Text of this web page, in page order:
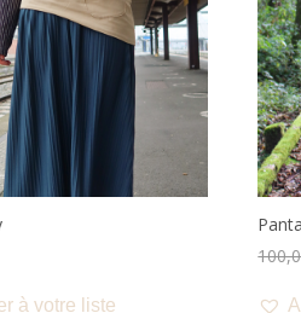
à votre liste